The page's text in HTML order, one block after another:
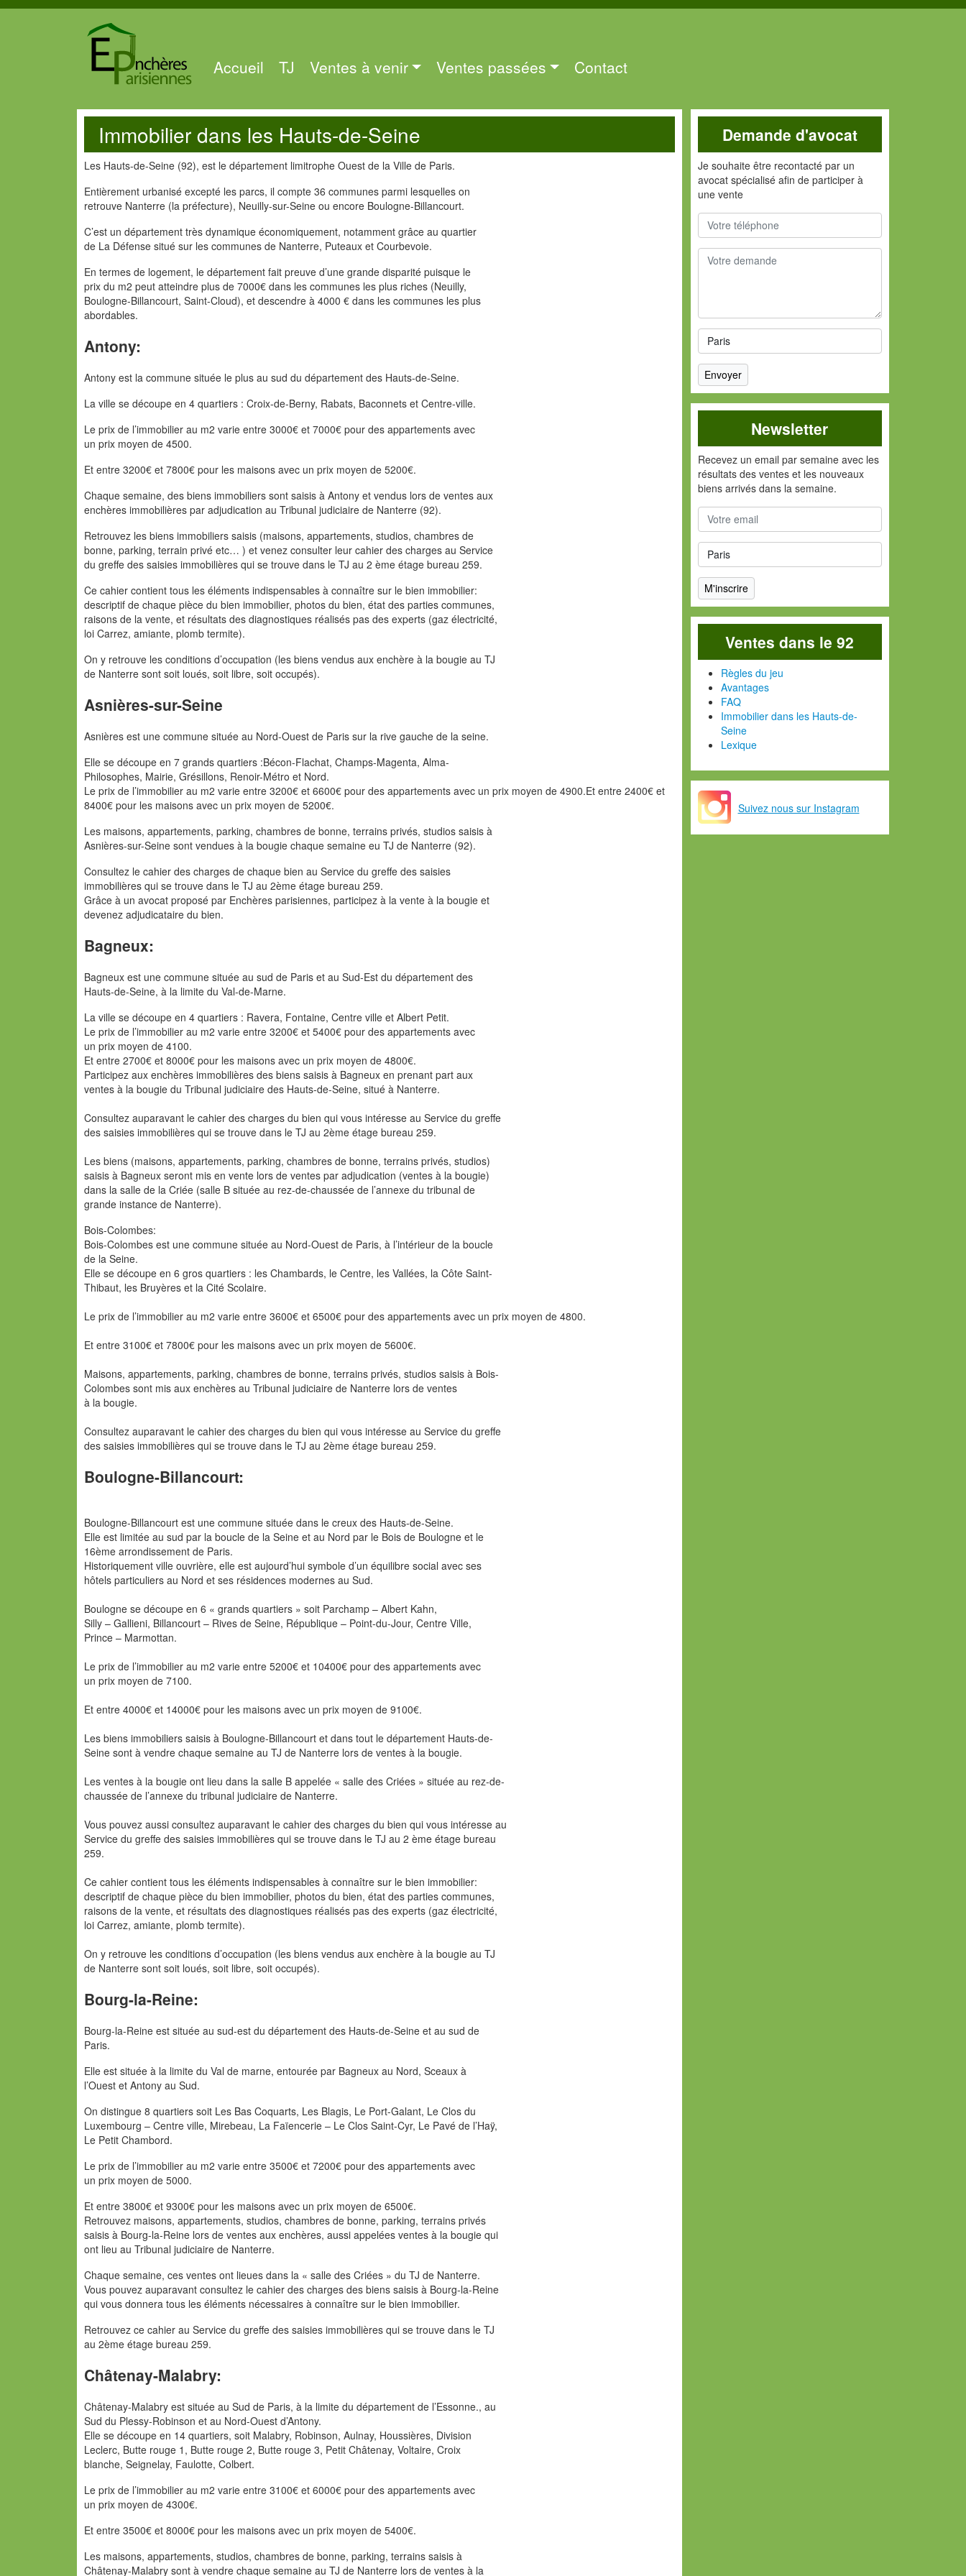
Accueil TJ Ventes à venir Ventes passées Contact
Immobilier dans les Hauts-de-Seine
Les Hauts-de-Seine (92), est le département limitrophe Ouest de la Ville de Paris.
Entièrement urbanisé excepté les parcs, il compte 36 communes parmi lesquelles on
retrouve Nanterre (la préfecture), Neuilly-sur-Seine ou encore Boulogne-Billancourt.
C’est un département très dynamique économiquement, notamment grâce au quartier
de La Défense situé sur les communes de Nanterre, Puteaux et Courbevoie.
En termes de logement, le département fait preuve d’une grande disparité puisque le
prix du m2 peut atteindre plus de 7000€ dans les communes les plus riches (Neuilly,
Boulogne-Billancourt, Saint-Cloud), et descendre à 4000 € dans les communes les plus
abordables.
Antony:
Antony est la commune située le plus au sud du département des Hauts-de-Seine.
La ville se découpe en 4 quartiers : Croix-de-Berny, Rabats, Baconnets et Centre-ville.
Le prix de l’immobilier au m2 varie entre 3000€ et 7000€ pour des appartements avec
un prix moyen de 4500.
Et entre 3200€ et 7800€ pour les maisons avec un prix moyen de 5200€.
Chaque semaine, des biens immobiliers sont saisis à Antony et vendus lors de ventes aux
enchères immobilières par adjudication au Tribunal judiciaire de Nanterre (92).
Retrouvez les biens immobiliers saisis (maisons, appartements, studios, chambres de
bonne, parking, terrain privé etc… ) et venez consulter leur cahier des charges au Service
du greffe des saisies immobilières qui se trouve dans le TJ au 2 ème étage bureau 259.
Ce cahier contient tous les éléments indispensables à connaître sur le bien immobilier:
descriptif de chaque pièce du bien immobilier, photos du bien, état des parties communes,
raisons de la vente, et résultats des diagnostiques réalisés pas des experts (gaz électricité,
loi Carrez, amiante, plomb termite).
On y retrouve les conditions d’occupation (les biens vendus aux enchère à la bougie au TJ
de Nanterre sont soit loués, soit libre, soit occupés).
Asnières-sur-Seine
Asnières est une commune située au Nord-Ouest de Paris sur la rive gauche de la seine.
Elle se découpe en 7 grands quartiers :Bécon-Flachat, Champs-Magenta, Alma-
Philosophes, Mairie, Grésillons, Renoir-Métro et Nord.
Le prix de l’immobilier au m2 varie entre 3200€ et 6600€ pour des appartements avec un prix moyen de 4900.Et entre 2400€ et
8400€ pour les maisons avec un prix moyen de 5200€.
Les maisons, appartements, parking, chambres de bonne, terrains privés, studios saisis à
Asnières-sur-Seine sont vendues à la bougie chaque semaine eu TJ de Nanterre (92).
Consultez le cahier des charges de chaque bien au Service du greffe des saisies
immobilières qui se trouve dans le TJ au 2ème étage bureau 259.
Grâce à un avocat proposé par Enchères parisiennes, participez à la vente à la bougie et
devenez adjudicataire du bien.
Bagneux:
Bagneux est une commune située au sud de Paris et au Sud-Est du département des
Hauts-de-Seine, à la limite du Val-de-Marne.
La ville se découpe en 4 quartiers : Ravera, Fontaine, Centre ville et Albert Petit.
Le prix de l’immobilier au m2 varie entre 3200€ et 5400€ pour des appartements avec
un prix moyen de 4100.
Et entre 2700€ et 8000€ pour les maisons avec un prix moyen de 4800€.
Participez aux enchères immobilières des biens saisis à Bagneux en prenant part aux
ventes à la bougie du Tribunal judiciaire des Hauts-de-Seine, situé à Nanterre.
Consultez auparavant le cahier des charges du bien qui vous intéresse au Service du greffe
des saisies immobilières qui se trouve dans le TJ au 2ème étage bureau 259.
Les biens (maisons, appartements, parking, chambres de bonne, terrains privés, studios)
saisis à Bagneux seront mis en vente lors de ventes par adjudication (ventes à la bougie)
dans la salle de la Criée (salle B située au rez-de-chaussée de l’annexe du tribunal de
grande instance de Nanterre).
Bois-Colombes:
Bois-Colombes est une commune située au Nord-Ouest de Paris, à l’intérieur de la boucle
de la Seine.
Elle se découpe en 6 gros quartiers : les Chambards, le Centre, les Vallées, la Côte Saint-
Thibaut, les Bruyères et la Cité Scolaire.
Le prix de l’immobilier au m2 varie entre 3600€ et 6500€ pour des appartements avec un prix moyen de 4800.
Et entre 3100€ et 7800€ pour les maisons avec un prix moyen de 5600€.
Maisons, appartements, parking, chambres de bonne, terrains privés, studios saisis à Bois-
Colombes sont mis aux enchères au Tribunal judiciaire de Nanterre lors de ventes
à la bougie.
Consultez auparavant le cahier des charges du bien qui vous intéresse au Service du greffe
des saisies immobilières qui se trouve dans le TJ au 2ème étage bureau 259.
Boulogne-Billancourt:
Boulogne-Billancourt est une commune située dans le creux des Hauts-de-Seine.
Elle est limitée au sud par la boucle de la Seine et au Nord par le Bois de Boulogne et le
16ème arrondissement de Paris.
Historiquement ville ouvrière, elle est aujourd’hui symbole d’un équilibre social avec ses
hôtels particuliers au Nord et ses résidences modernes au Sud.
Boulogne se découpe en 6 « grands quartiers » soit Parchamp – Albert Kahn,
Silly – Gallieni, Billancourt – Rives de Seine, République – Point-du-Jour, Centre Ville,
Prince – Marmottan.
Le prix de l’immobilier au m2 varie entre 5200€ et 10400€ pour des appartements avec
un prix moyen de 7100.
Et entre 4000€ et 14000€ pour les maisons avec un prix moyen de 9100€.
Les biens immobiliers saisis à Boulogne-Billancourt et dans tout le département Hauts-de-
Seine sont à vendre chaque semaine au TJ de Nanterre lors de ventes à la bougie.
Les ventes à la bougie ont lieu dans la salle B appelée « salle des Criées » située au rez-de-
chaussée de l’annexe du tribunal judiciaire de Nanterre.
Vous pouvez aussi consultez auparavant le cahier des charges du bien qui vous intéresse au
Service du greffe des saisies immobilières qui se trouve dans le TJ au 2 ème étage bureau
259.
Ce cahier contient tous les éléments indispensables à connaître sur le bien immobilier:
descriptif de chaque pièce du bien immobilier, photos du bien, état des parties communes,
raisons de la vente, et résultats des diagnostiques réalisés pas des experts (gaz électricité,
loi Carrez, amiante, plomb termite).
On y retrouve les conditions d’occupation (les biens vendus aux enchère à la bougie au TJ
de Nanterre sont soit loués, soit libre, soit occupés).
Bourg-la-Reine:
Bourg-la-Reine est située au sud-est du département des Hauts-de-Seine et au sud de
Paris.
Elle est située à la limite du Val de marne, entourée par Bagneux au Nord, Sceaux à
l’Ouest et Antony au Sud.
On distingue 8 quartiers soit Les Bas Coquarts, Les Blagis, Le Port-Galant, Le Clos du
Luxembourg – Centre ville, Mirebeau, La Faïencerie – Le Clos Saint-Cyr, Le Pavé de l’Haÿ,
Le Petit Chambord.
Le prix de l’immobilier au m2 varie entre 3500€ et 7200€ pour des appartements avec
un prix moyen de 5000.
Et entre 3800€ et 9300€ pour les maisons avec un prix moyen de 6500€.
Retrouvez maisons, appartements, studios, chambres de bonne, parking, terrains privés
saisis à Bourg-la-Reine lors de ventes aux enchères, aussi appelées ventes à la bougie qui
ont lieu au Tribunal judiciaire de Nanterre.
Chaque semaine, ces ventes ont lieues dans la « salle des Criées » du TJ de Nanterre.
Vous pouvez auparavant consultez le cahier des charges des biens saisis à Bourg-la-Reine
qui vous donnera tous les éléments nécessaires à connaître sur le bien immobilier.
Retrouvez ce cahier au Service du greffe des saisies immobilières qui se trouve dans le TJ
au 2ème étage bureau 259.
Châtenay-Malabry:
Châtenay-Malabry est située au Sud de Paris, à la limite du département de l’Essonne., au
Sud du Plessy-Robinson et au Nord-Ouest d’Antony.
Elle se découpe en 14 quartiers, soit Malabry, Robinson, Aulnay, Houssières, Division
Leclerc, Butte rouge 1, Butte rouge 2, Butte rouge 3, Petit Châtenay, Voltaire, Croix
blanche, Seignelay, Faulotte, Colbert.
Le prix de l’immobilier au m2 varie entre 3100€ et 6000€ pour des appartements avec
un prix moyen de 4300€.
Et entre 3500€ et 8000€ pour les maisons avec un prix moyen de 5400€.
Les maisons, appartements, studios, chambres de bonne, parking, terrains saisis à
Châtenay-Malabry sont à vendre chaque semaine au TJ de Nanterre lors de ventes à la
Demande d'avocat
Je souhaite être recontacté par un
avocat spécialisé afin de participer à
une vente
Newsletter
Recevez un email par semaine avec les
résultats des ventes et les nouveaux
biens arrivés dans la semaine.
Ventes dans le 92
Règles du jeu
Avantages
FAQ
Immobilier dans les Hauts-de-
Seine
Lexique
Suivez nous sur Instagram